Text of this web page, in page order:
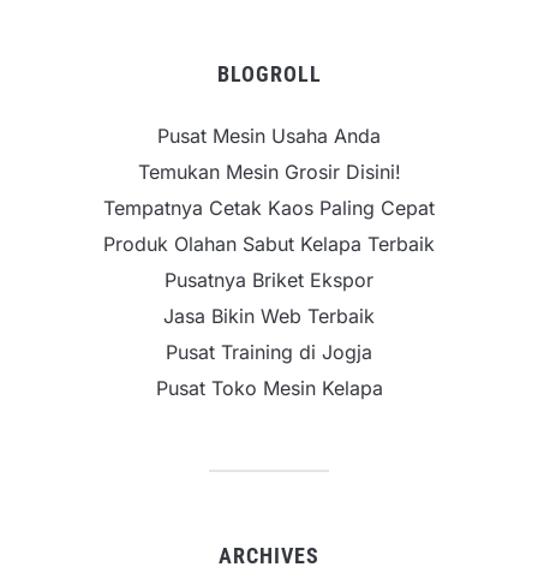
BLOGROLL
Pusat Mesin Usaha Anda
Temukan Mesin Grosir Disini!
Tempatnya Cetak Kaos Paling Cepat
Produk Olahan Sabut Kelapa Terbaik
Pusatnya Briket Ekspor
Jasa Bikin Web Terbaik
Pusat Training di Jogja
Pusat Toko Mesin Kelapa
ARCHIVES